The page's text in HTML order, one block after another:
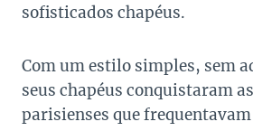
sofisticados chapéus.
Com um estilo simples, sem
seus chapéus conquistaram
parisienses que